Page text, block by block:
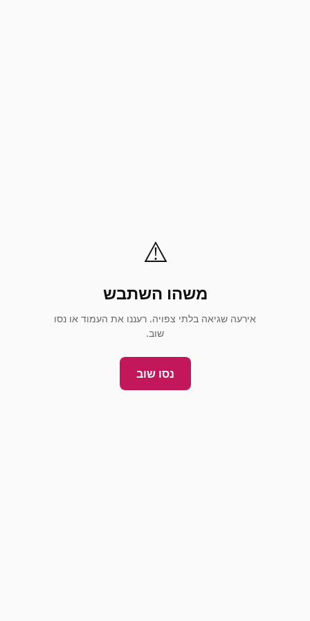
⚠️
משהו השתבש
אירעה שגיאה בלתי צפויה. רעננו את העמוד או נסו
שוב.
נסו שוב